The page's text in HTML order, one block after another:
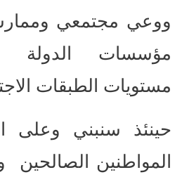
ووعي مجتمعي
مؤسسات الدولة
مستويات الطبقات
حينئذ سنبني وعلى
المواطنين